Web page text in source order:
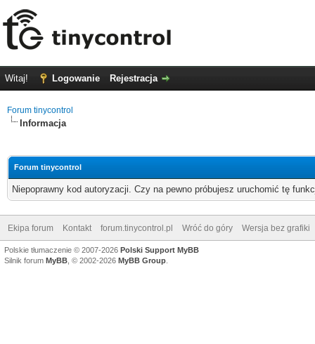
Witaj! Logowanie Rejestracja
Forum tinycontrol
Informacja
Forum tinycontrol
Niepoprawny kod autoryzacji. Czy na pewno próbujesz uruchomić tę
Ekipa forum Kontakt forum.tinycontrol.pl Wróć do góry Wersja bez grafiki
Polskie tłumaczenie © 2007-2026 Polski Support MyBB
Silnik forum MyBB , © 2002-2026 MyBB Group